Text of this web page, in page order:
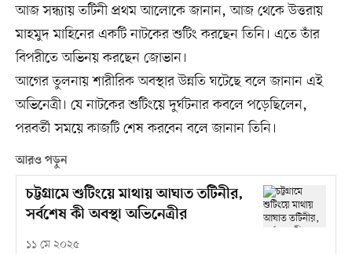
আজ সন্ধ্যায় তটিনী প্রথম আলোকে জানান, আজ থেকে উত্তরায়
মাহমুদ মাহিনের একটি নাটকের শুটিং করছেন তিনি। এতে তাঁর
বিপরীতে অভিনয় করছেন জোভান।
আগের তুলনায় শারীরিক অবস্থার উন্নতি ঘটেছে বলে জানান এই
অভিনেত্রী। যে নাটকের শুটিংয়ে দুর্ঘটনার কবলে পড়েছিলেন,
পরবর্তী সময়ে কাজটি শেষ করবেন বলে জানান তিনি।
আরও পড়ুন
চট্টগ্রামে শুটিংয়ে মাথায় আঘাত তটিনীর,
সর্বশেষ কী অবস্থা অভিনেত্রীর
১১ মে ২০২৫